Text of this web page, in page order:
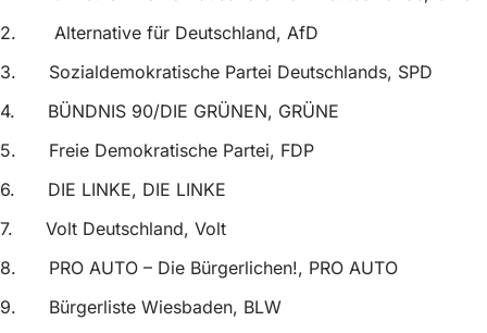
i
e
r
:
2. Alternative für Deutschland, AfD
3. Sozialdemokratische Partei Deutschlands, SPD
4. BÜNDNIS 90/DIE GRÜNEN, GRÜNE
5. Freie Demokratische Partei, FDP
6. DIE LINKE, DIE LINKE
7. Volt Deutschland, Volt
8. PRO AUTO – Die Bürgerlichen!, PRO AUTO
9. Bürgerliste Wiesbaden, BLW